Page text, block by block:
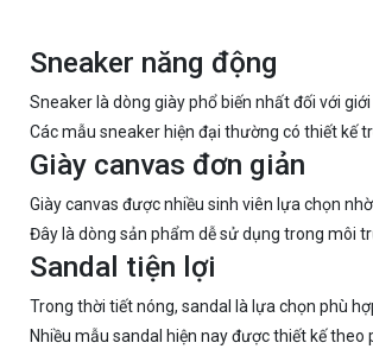
Sneaker năng động
Sneaker là dòng giày phổ biến nhất đối với
Các mẫu sneaker hiện đại thường có thiết kế
Giày canvas đơn giản
Giày canvas được nhiều sinh viên lựa chọn
Đây là dòng sản phẩm dễ sử dụng trong môi
Sandal tiện lợi
Trong thời tiết nóng, sandal là lựa chọn phù
Nhiều mẫu sandal hiện nay được thiết kế